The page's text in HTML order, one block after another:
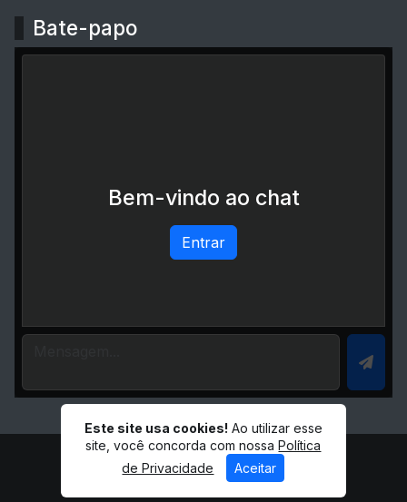
Bate-papo
Bem-vindo ao chat
Entrar
© RC 88,7 FM - Todos os direitos reservados.
Este site usa cookies! Ao utilizar esse
site, você concorda com nossaPolítica
de Privacidade
Aceitar